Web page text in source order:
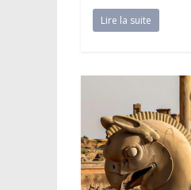
Lire la suite